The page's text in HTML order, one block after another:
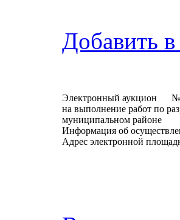
Добавить
Электронный аукцион №
на выполнение работ по
муниципальном районе
Информация об
Адрес электронной